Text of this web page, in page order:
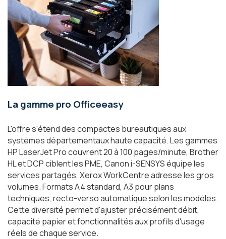
La gamme pro Officeeasy
L'offre s'étend des compactes bureautiques aux
systèmes départementaux haute capacité. Les gammes
HP LaserJet Pro couvrent 20 à 100 pages/minute, Brother
HL et DCP ciblent les PME, Canon i-SENSYS équipe les
services partagés, Xerox WorkCentre adresse les gros
volumes. Formats A4 standard, A3 pour plans
techniques, recto-verso automatique selon les modèles.
Cette diversité permet d'ajuster précisément débit,
capacité papier et fonctionnalités aux profils d'usage
réels de chaque service.